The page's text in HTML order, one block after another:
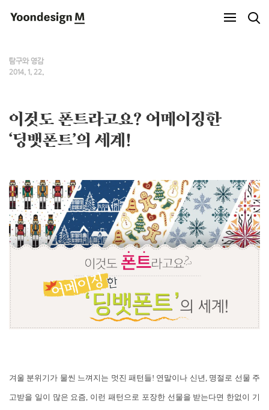
Yoondesign M
탐구와 영감
2014. 1. 22.
이것도 폰트라고요? 어메이징한
‘딩뱃폰트’의 세계!
겨울 분위기가 물씬 느껴지는 멋진 패턴들! 연말이나 신년, 명절로 선물 주
고받을 일이 많은 요즘, 이런 패턴으로 포장한 선물을 받는다면 한없이 기